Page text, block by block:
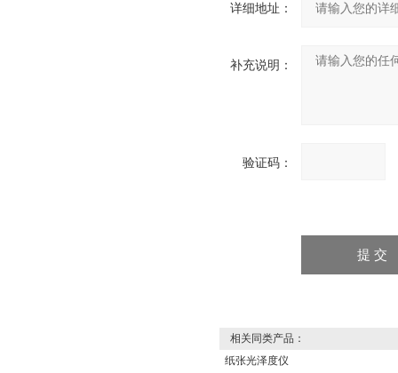
详细地址：
补充说明：
验证码：
相关同类产品：
纸张光泽度仪